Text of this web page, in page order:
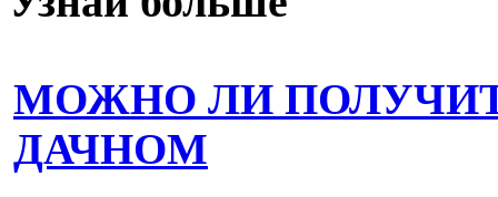
МОЖНО ЛИ
ДАЧНОМ